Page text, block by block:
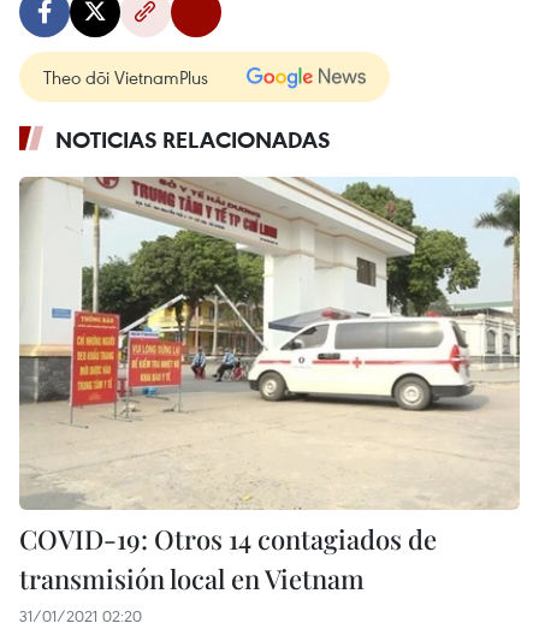
Theo dõi VietnamPlus
NOTICIAS RELACIONADAS
COVID-19: Otros 14 contagiados de
transmisión local en Vietnam
31/01/2021 02:20